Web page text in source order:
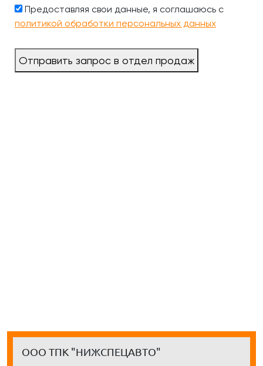
Предоставляя свои данные, я соглашаюсь с
политикой обработки персональных данных
Отправить запрос в отдел продаж
ООО ТПК "НИЖСПЕЦАВТО"